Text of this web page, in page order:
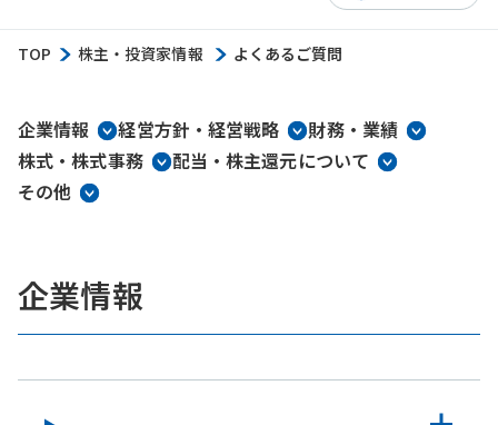
TOP 株主・投資家情報 よくあるご質問
企業情報 経営方針・経営戦略
財務・業績
株式・株式事務
配当・株主還元について
その他
企業情報